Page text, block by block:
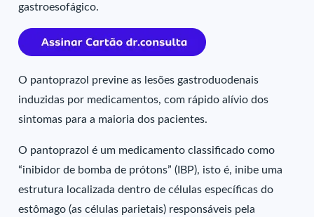
gastroesofágico.
O pantoprazol previne as lesões gastroduodenais
induzidas por medicamentos, com rápido alívio dos
sintomas para a maioria dos pacientes.
O pantoprazol é um medicamento classificado como
“inibidor de bomba de prótons” (IBP), isto é, inibe uma
estrutura localizada dentro de células específicas do
estômago (as células parietais) responsáveis pela